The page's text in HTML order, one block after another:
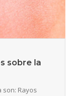
sobre la
son: Rayos